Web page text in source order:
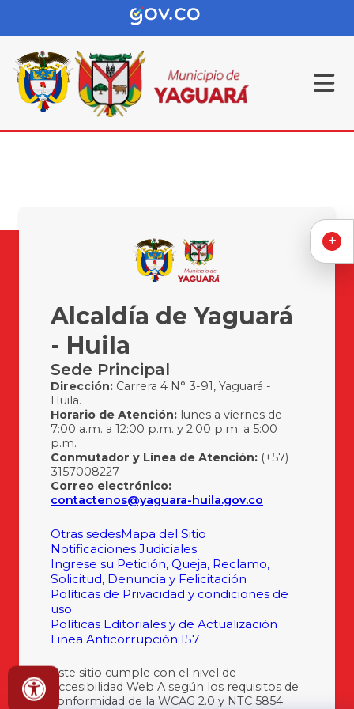
Alcaldía de Yaguará
- Huila
Sede Principal
Dirección: Carrera 4 N° 3-91, Yaguará -
Huila.
Horario de Atención: lunes a viernes de
7:00 a.m. a 12:00 p.m. y 2:00 p.m. a 5:00
p.m.
Conmutador y Línea de Atención: (+57)
3157008227
Correo electrónico:
contactenos@yaguara-huila.gov.co
Otras sedesMapa del Sitio
Notificaciones Judiciales
Ingrese su Petición, Queja, Reclamo,
Solicitud, Denuncia y Felicitación
Políticas de Privacidad y condiciones de
uso
Políticas Editoriales y de Actualización
Linea Anticorrupción:157
Este sitio cumple con el nivel de
Accesibilidad Web A según los requisitos de
conformidad de la WCAG 2.0 y NTC 5854.